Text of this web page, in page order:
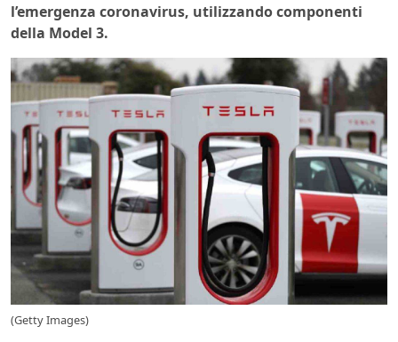
l’emergenza coronavirus, utilizzando componenti
della Model 3.
(Getty Images)